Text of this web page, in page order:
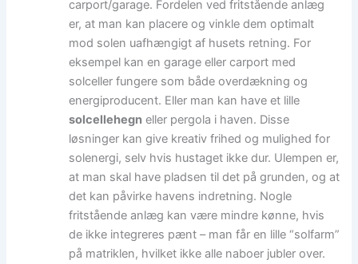
carport/garage. Fordelen ved fritstående anlæg
er, at man kan placere og vinkle dem optimalt
mod solen uafhængigt af husets retning. For
eksempel kan en garage eller carport med
solceller fungere som både overdækning og
energiproducent. Eller man kan have et lille
solcellehegn eller pergola i haven. Disse
løsninger kan give kreativ frihed og mulighed for
solenergi, selv hvis hustaget ikke dur. Ulempen er,
at man skal have pladsen til det på grunden, og at
det kan påvirke havens indretning. Nogle
fritstående anlæg kan være mindre kønne, hvis
de ikke integreres pænt – man får en lille “solfarm”
på matriklen, hvilket ikke alle naboer jubler over.